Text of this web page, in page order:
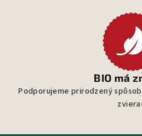
BIO má
Podporujeme prirodzený